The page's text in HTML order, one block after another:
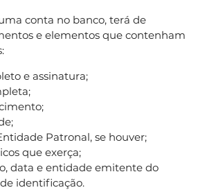
conta no banco, terá de
e elementos que contenham
e assinatura;
Patronal, se houver;
que exerça;
data e entidade emitente do
identificação.